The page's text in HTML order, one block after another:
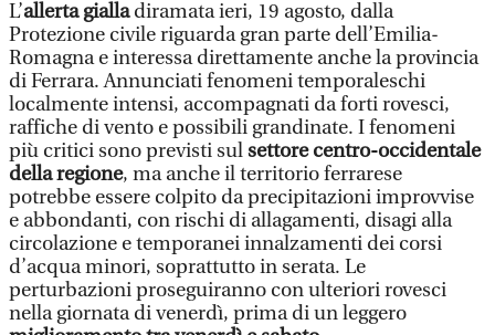
L’allerta gialladiramata ieri, 19 agosto, dalla
Protezione civile riguarda gran parte dell’Emilia-
Romagna e interessa direttamente anche la provincia
di Ferrara. Annunciati fenomeni temporaleschi
localmente intensi, accompagnati da forti rovesci,
raffiche di vento e possibili grandinate. I fenomeni
più critici sono previsti sulsettore centro-occidentale
della regione, ma anche il territorio ferrarese
potrebbe essere colpito da precipitazioni improvvise
e abbondanti, con rischi di allagamenti, disagi alla
circolazione e temporanei innalzamenti dei corsi
d’acqua minori, soprattutto in serata. Le
perturbazioni proseguiranno con ulteriori rovesci
nella giornata di venerdì, prima di un leggero